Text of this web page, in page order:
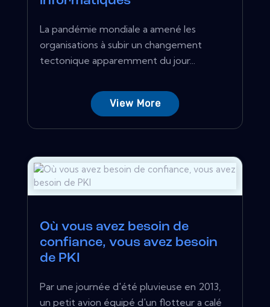
La pandémie mondiale a amené les
organisations à subir un changement
tectonique apparemment du jour...
View More
Où vous avez besoin de
confiance, vous avez besoin
de PKI
Par une journée d'été pluvieuse en 2013,
un petit avion équipé d'un flotteur a calé